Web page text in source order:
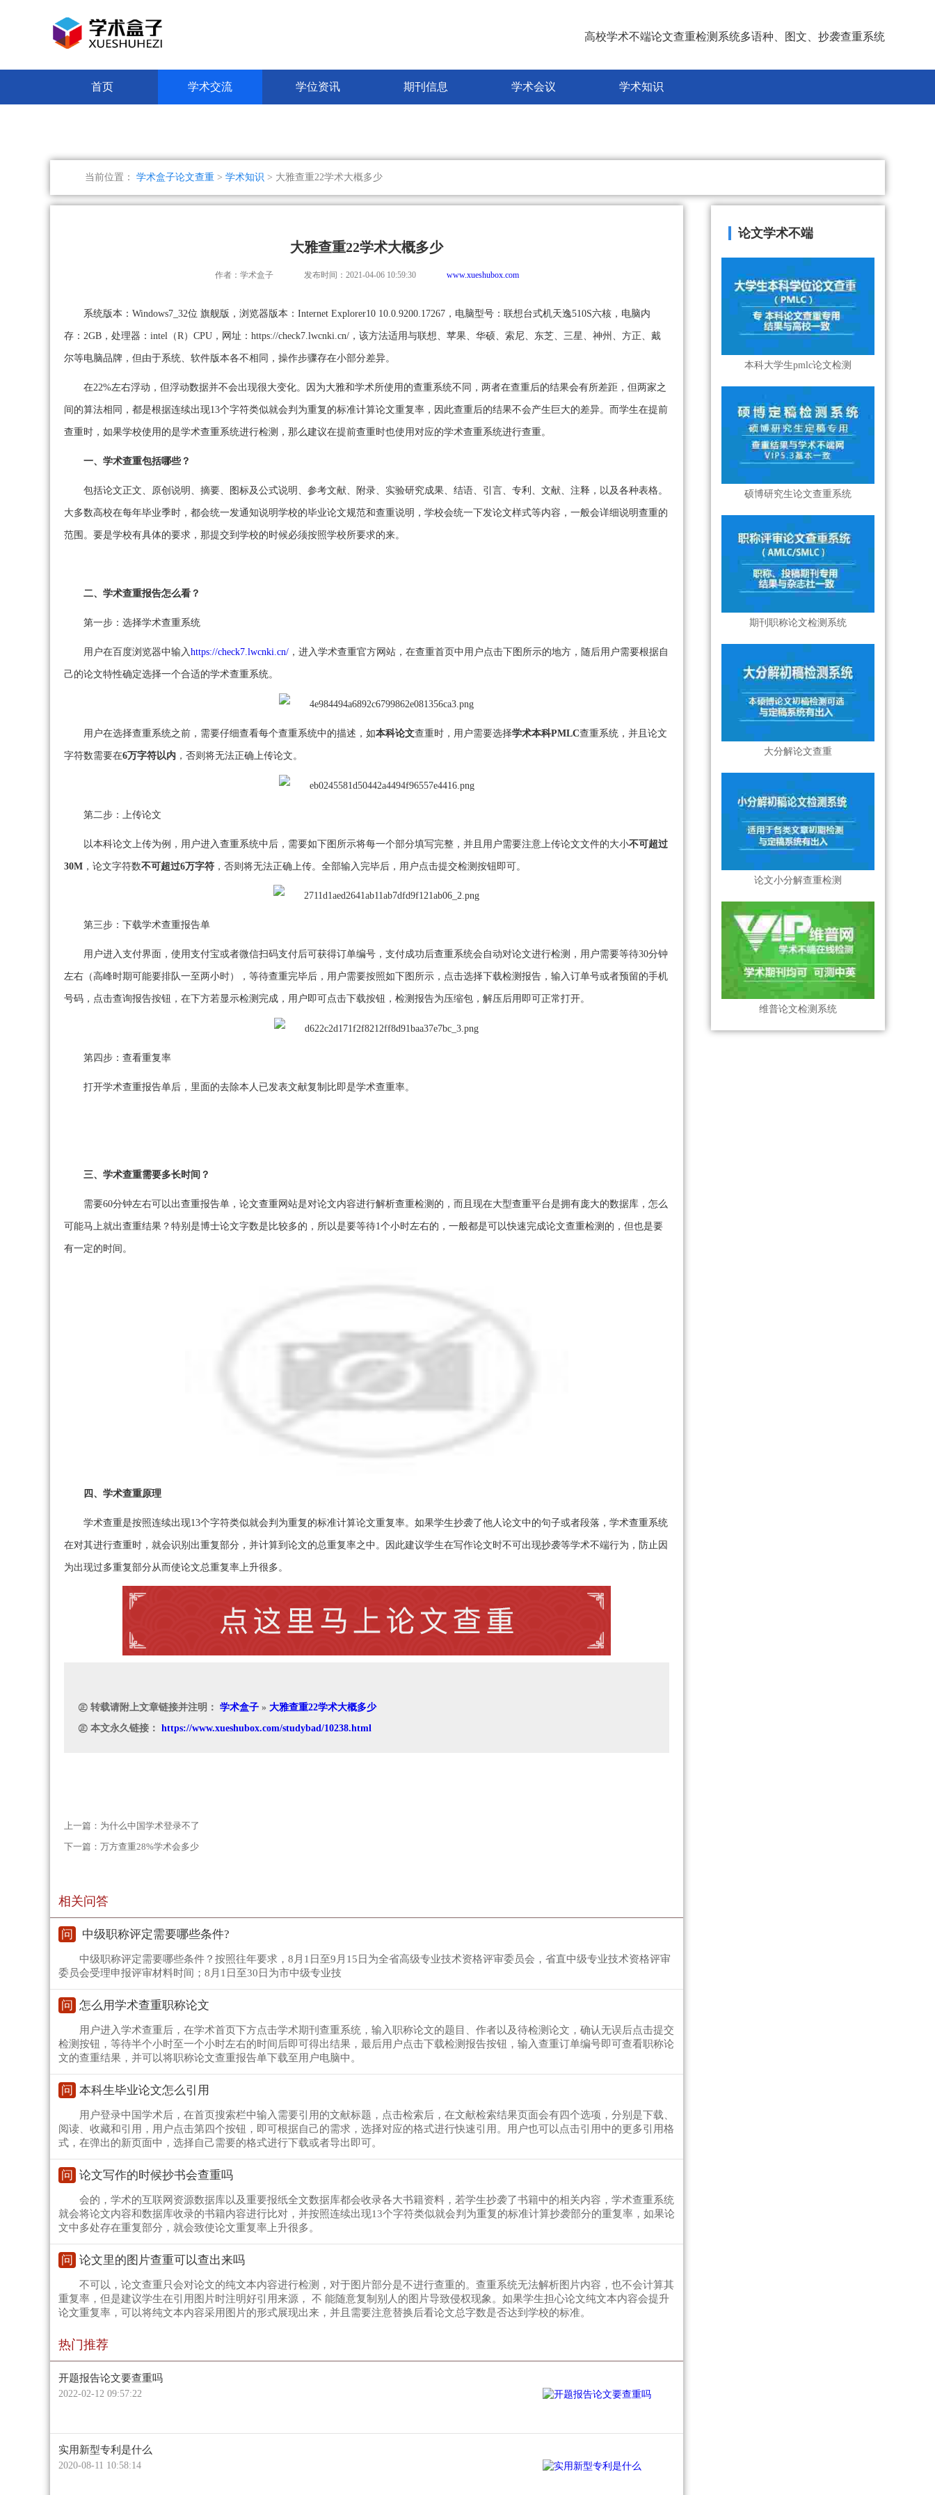
高校学术不端论文查重检测系统多语种、图文、抄袭查重系统
首页 学术交流 学位资讯 期刊信息 学术会议 学术知识
当前位置： 学术盒子论文查重 > 学术知识 > 大雅查重22学术大概多少
大雅查重22学术大概多少
作者：学术盒子 发布时间：2021-04-06 10:59:30 www.xueshubox.com
系统版本：Windows7_32位 旗舰版，浏览器版本：Internet Explorer10 10.0.9200.17267，电脑型号：联想台式机天逸510S六核，电脑内
存：2GB，处理器：intel（R）CPU，网址：https://check7.lwcnki.cn/，该方法适用与联想、苹果、华硕、索尼、东芝、三星、神州、方正、戴
尔等电脑品牌，但由于系统、软件版本各不相同，操作步骤存在小部分差异。
在22%左右浮动，但浮动数据并不会出现很大变化。因为大雅和学术所使用的查重系统不同，两者在查重后的结果会有所差距，但两家之
间的算法相同，都是根据连续出现13个字符类似就会判为重复的标准计算论文重复率，因此查重后的结果不会产生巨大的差异。而学生在提前
查重时，如果学校使用的是学术查重系统进行检测，那么建议在提前查重时也使用对应的学术查重系统进行查重。
一、学术查重包括哪些？
包括论文正文、原创说明、摘要、图标及公式说明、参考文献、附录、实验研究成果、结语、引言、专利、文献、注释，以及各种表格。
大多数高校在每年毕业季时，都会统一发通知说明学校的毕业论文规范和查重说明，学校会统一下发论文样式等内容，一般会详细说明查重的
范围。要是学校有具体的要求，那提交到学校的时候必须按照学校所要求的来。
二、学术查重报告怎么看？
第一步：选择学术查重系统
用户在百度浏览器中输入https://check7.lwcnki.cn/ ，进入学术查重官方网站，在查重首页中用户点击下图所示的地方，随后用户需要根据自
己的论文特性确定选择一个合适的学术查重系统。
用户在选择查重系统之前，需要仔细查看每个查重系统中的描述，如本科论文查重时，用户需要选择学术本科PMLC查重系统，并且论文
字符数需要在6万字符以内 ，否则将无法正确上传论文。
第二步：上传论文
以本科论文上传为例，用户进入查重系统中后，需要如下图所示将每一个部分填写完整，并且用户需要注意上传论文文件的大小不可超过
30M ，论文字符数不可超过6万字符 ，否则将无法正确上传。全部输入完毕后，用户点击提交检测按钮即可。
第三步：下载学术查重报告单
用户进入支付界面，使用支付宝或者微信扫码支付后可获得订单编号，支付成功后查重系统会自动对论文进行检测，用户需要等待30分钟
左右（高峰时期可能要排队一至两小时），等待查重完毕后，用户需要按照如下图所示，点击选择下载检测报告，输入订单号或者预留的手机
号码，点击查询报告按钮，在下方若显示检测完成，用户即可点击下载按钮，检测报告为压缩包，解压后用即可正常打开。
第四步：查看重复率
打开学术查重报告单后，里面的去除本人已发表文献复制比即是学术查重率。
三、学术查重需要多长时间？
需要60分钟左右可以出查重报告单，论文查重网站是对论文内容进行解析查重检测的，而且现在大型查重平台是拥有庞大的数据库，怎么
可能马上就出查重结果？特别是博士论文字数是比较多的，所以是要等待1个小时左右的，一般都是可以快速完成论文查重检测的，但也是要
有一定的时间。
四、学术查重原理
学术查重是按照连续出现13个字符类似就会判为重复的标准计算论文重复率。如果学生抄袭了他人论文中的句子或者段落，学术查重系统
在对其进行查重时，就会识别出重复部分，并计算到论文的总重复率之中。因此建议学生在写作论文时不可出现抄袭等学术不端行为，防止因
为出现过多重复部分从而使论文总重复率上升很多。
㊣ 转载请附上文章链接并注明： 学术盒子 » 大雅查重22学术大概多少
㊣ 本文永久链接： https://www.xueshubox.com/studybad/10238.html
上一篇： 为什么中国学术登录不了
下一篇： 万方查重28%学术会多少
相关问答
问 中级职称评定需要哪些条件?
中级职称评定需要哪些条件？按照往年要求，8月1日至9月15日为全省高级专业技术资格评审委员会，省直中级专业技术资格评审
委员会受理申报评审材料时间；8月1日至30日为市中级专业技
问 怎么用学术查重职称论文
用户进入学术查重后，在学术首页下方点击学术期刊查重系统，输入职称论文的题目、作者以及待检测论文，确认无误后点击提交
检测按钮，等待半个小时至一个小时左右的时间后即可得出结果，最后用户点击下载检测报告按钮，输入查重订单编号即可查看职称论
文的查重结果，并可以将职称论文查重报告单下载至用户电脑中。
问 本科生毕业论文怎么引用
用户登录中国学术后，在首页搜索栏中输入需要引用的文献标题，点击检索后，在文献检索结果页面会有四个选项，分别是下载、
阅读、收藏和引用，用户点击第四个按钮，即可根据自己的需求，选择对应的格式进行快速引用。用户也可以点击引用中的更多引用格
式，在弹出的新页面中，选择自己需要的格式进行下载或者导出即可。
问 论文写作的时候抄书会查重吗
会的，学术的互联网资源数据库以及重要报纸全文数据库都会收录各大书籍资料，若学生抄袭了书籍中的相关内容，学术查重系统
就会将论文内容和数据库收录的书籍内容进行比对，并按照连续出现13个字符类似就会判为重复的标准计算抄袭部分的重复率，如果论
文中多处存在重复部分，就会致使论文重复率上升很多。
问 论文里的图片查重可以查出来吗
不可以，论文查重只会对论文的纯文本内容进行检测，对于图片部分是不进行查重的。查重系统无法解析图片内容，也不会计算其
重复率，但是建议学生在引用图片时注明好引用来源， 不 能随意复制别人的图片导致侵权现象。如果学生担心论文纯文本内容会提升
论文重复率，可以将纯文本内容采用图片的形式展现出来，并且需要注意替换后看论文总字数是否达到学校的标准。
热门推荐
开题报告论文要查重吗
2022-02-12 09:57:22
实用新型专利是什么
2020-08-11 10:58:14
论文学术不端
本科大学生pmlc论文检测
硕博研究生论文查重系统
期刊职称论文检测系统
大分解论文查重
论文小分解查重检测
维普论文检测系统